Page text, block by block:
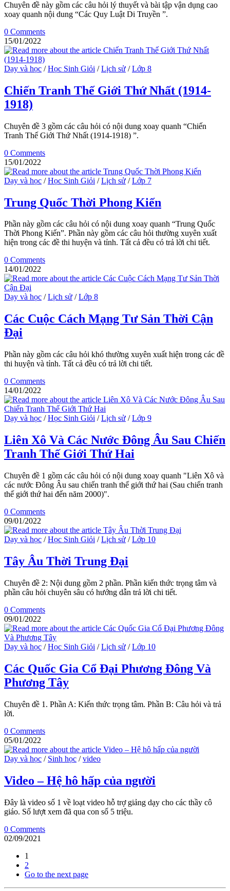
Chuyên đề này gồm các câu hỏi lý thuyết và bài tập vận dụng cao
xoay quanh nội dung “Các Quy Luật Di Truyền ”.
0 Comments
15/01/2022
Dạy và học /Học Sinh Giỏi /Lịch sử /Lớp 8
Chiến Tranh Thế Giới Thứ Nhất (1914-
1918)
Chuyên đề 3 gồm các câu hỏi có nội dung xoay quanh “Chiến
Tranh Thế Giới Thứ Nhất (1914-1918) ”.
0 Comments
15/01/2022
Dạy và học /Học Sinh Giỏi /Lịch sử /Lớp 7
Trung Quốc Thời Phong Kiến
Phần này gồm các câu hỏi có nội dung xoay quanh “Trung Quốc
Thời Phong Kiến”. Phần này gồm các câu hỏi thường xuyên xuất
hiện trong các đề thi huyện và tỉnh. Tất cả đều có trả lời chi tiết.
0 Comments
14/01/2022
Dạy và học /Lịch sử /Lớp 8
Các Cuộc Cách Mạng Tư Sản Thời Cận
Đại
Phần này gồm các câu hỏi khó thường xuyên xuất hiện trong các đề
thi huyện và tỉnh. Tất cả đều có trả lời chi tiết.
0 Comments
14/01/2022
Dạy và học /Học Sinh Giỏi /Lịch sử /Lớp 9
Liên Xô Và Các Nước Đông Âu Sau Chiến
Tranh Thế Giới Thứ Hai
Chuyên đề 1 gồm các câu hỏi có nội dung xoay quanh "Liên Xô và
các nước Đông Âu sau chiến tranh thế giới thứ hai (Sau chiến tranh
thế giới thứ hai đến năm 2000)".
0 Comments
09/01/2022
Dạy và học /Học Sinh Giỏi /Lịch sử /Lớp 10
Tây Âu Thời Trung Đại
Chuyên đề 2: Nội dung gồm 2 phần. Phần kiến thức trọng tâm và
phần câu hỏi chuyên sâu có hướng dẫn trả lời chi tiết.
0 Comments
09/01/2022
Dạy và học /Học Sinh Giỏi /Lịch sử /Lớp 10
Các Quốc Gia Cổ Đại Phương Đông Và
Phương Tây
Chuyên đề 1. Phần A: Kiến thức trọng tâm. Phần B: Câu hỏi và trả
lời.
0 Comments
05/01/2022
Dạy và học / Sinh học /video
Video – Hệ hô hấp của người
Đây là video số 1 về loạt video hỗ trợ giảng dạy cho các thầy cô
giáo. Số lượt xem đã qua con số 5 triệu.
0 Comments
02/09/2021
1
2
Go to the next page